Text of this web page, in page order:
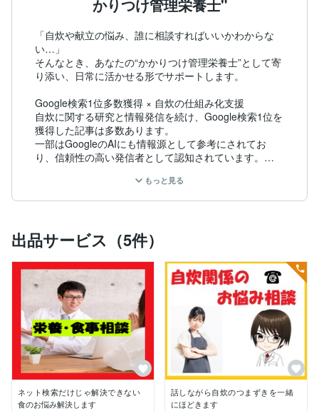
かりつけ管理栄養士"
「自炊や献立の悩み、誰に相談すればいいかわからな
い…」
そんなとき、あなたの“かかりつけ管理栄養士”として寄
り添い、日常に活かせる形でサポートします。
Google検索1位多数獲得 × 自炊の仕組み化支援
自炊に関する研究と情報発信を続け、Google検索1位を
獲得した記事は多数あります。
一部はGoogleのAIにも情報源として参考にされてお
り、信頼性の高い発信者として認知されています。
Xフォロワーの7割以上からは「自炊を続けられる仕組
みを考える人」として認識されており、料理の腕よ
献立の悩みをExcelで解決
「冷蔵庫にある食材からメニューを考えたい」
「毎日の献立に飽きてきた」
そんな声に応え、独自のツールを開発しました。
・ランダム献立提案システム
・献立ルーレット動画
・特売品や食材から探せるレシピ検索機能
知識と体験を活かした提案力
実体験をもとに、こんな視点でご提案します：
・宅食・ミールキット利用経験
・自炊記録の活用
・料理写真で食習慣をポジティブに
もっと見る
出品サービス（5件）
ネット検索だけじゃ解決できない
食のお悩み解決します
話しながら自炊のつまずきを一緒
にほどきます